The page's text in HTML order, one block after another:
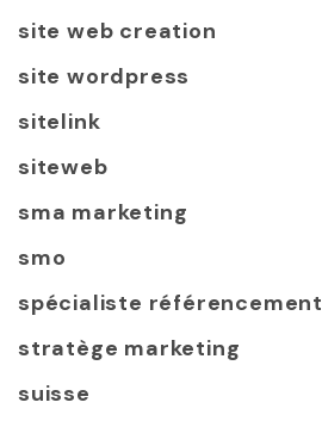
site web creation
site wordpress
sitelink
siteweb
sma marketing
smo
spécialiste référencement
stratège marketing
suisse